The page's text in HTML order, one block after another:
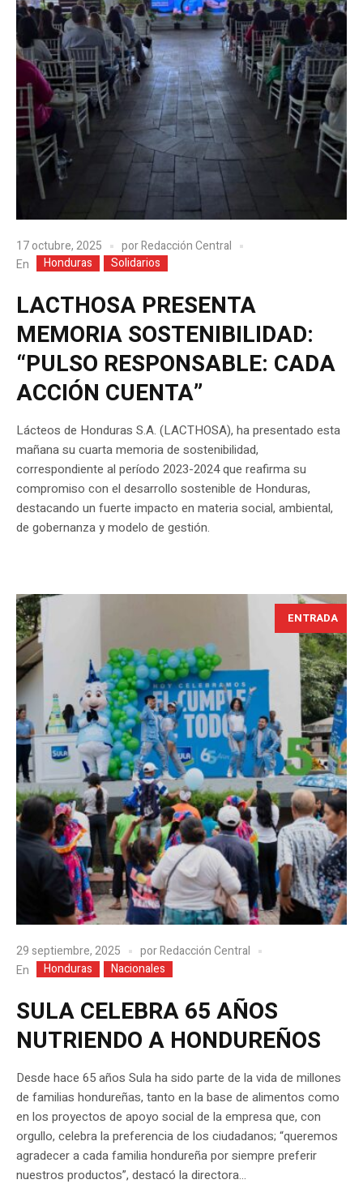
17 octubre, 2025 porRedacción Central
En
Honduras Solidarios
LACTHOSA PRESENTA
MEMORIA SOSTENIBILIDAD:
“PULSO RESPONSABLE: CADA
ACCIÓN CUENTA”
Lácteos de Honduras S.A. (LACTHOSA), ha presentado esta
mañana su cuarta memoria de sostenibilidad,
correspondiente al período 2023-2024 que reafirma su
compromiso con el desarrollo sostenible de Honduras,
destacando un fuerte impacto en materia social, ambiental,
de gobernanza y modelo de gestión.
ENTRADA
29 septiembre, 2025 porRedacción Central
En
Honduras Nacionales
SULA CELEBRA 65 AÑOS
NUTRIENDO A HONDUREÑOS
Desde hace 65 años Sula ha sido parte de la vida de millones
de familias hondureñas, tanto en la base de alimentos como
en los proyectos de apoyo social de la empresa que, con
orgullo, celebra la preferencia de los ciudadanos; “queremos
agradecer a cada familia hondureña por siempre preferir
nuestros productos”, destacó la directora...